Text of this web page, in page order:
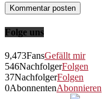
Folge uns
9,473FansGefällt mir
546NachfolgerFolgen
37NachfolgerFolgen
0AbonnentenAbonnieren